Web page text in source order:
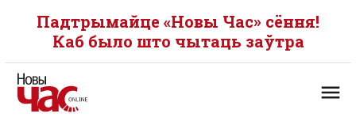
Падтрымайце «Новы Час» сёння!
Каб было што чытаць заўтра